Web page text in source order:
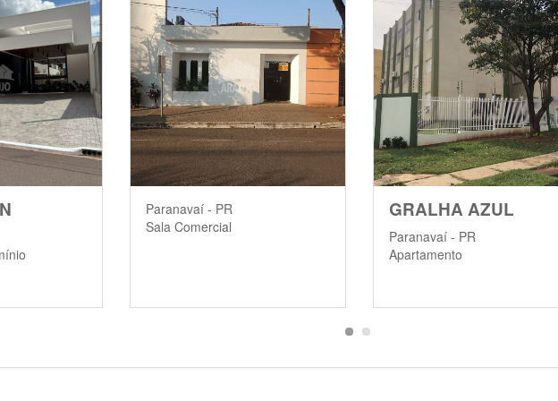
Paranavaí - PR
Sala Comercial
GRALHA AZUL
Paranavaí - PR
Apartamento